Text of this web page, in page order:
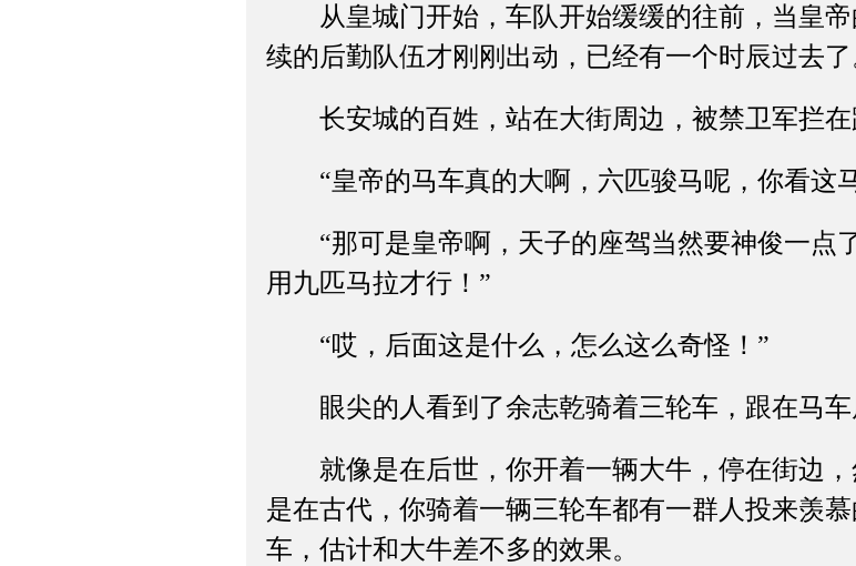
从皇城门开始，车队开始缓缓的往前，当皇帝
续的后勤队伍才刚刚出动，已经有一个时辰过去了
长安城的百姓，站在大街周边，被禁卫军拦在
“皇帝的马车真的大啊，六匹骏马呢，你看这
“那可是皇帝啊，天子的座驾当然要神俊一点
用九匹马拉才行！”
“哎，后面这是什么，怎么这么奇怪！”
眼尖的人看到了余志乾骑着三轮车，跟在马车
就像是在后世，你开着一辆大牛，停在街边，
是在古代，你骑着一辆三轮车都有一群人投来羡
车，估计和大牛差不多的效果。